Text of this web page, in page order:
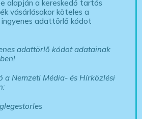
alapján a kereskedő tartós
vásárlásakor köteles a
adattörlő kódot
adattörlő kódot adatainak
a Nemzeti Média- és Hírközlési